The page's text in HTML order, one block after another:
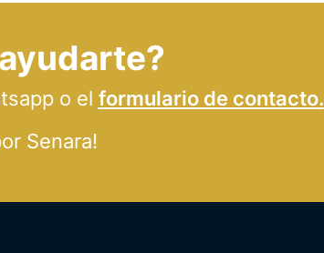
o el formulario de contacto.
Senara!